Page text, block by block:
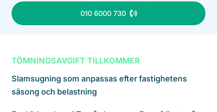
010 6000 730
TÖMNINGSAVGIFT TILLKOMMER
Slamsugning som anpassas efter fastighetens
säsong och belastning